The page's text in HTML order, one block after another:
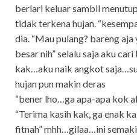
berlari keluar sambil
tidak terkena hujan.
dia. “Mau pulang? bareng
besar nih” selalu saja aku
kak…aku naik angkot
hujan pun makin deras
“bener lho…ga apa-apa kok
“Terima kasih kak, ga enak
fitnah” mhh…gilaa…ini